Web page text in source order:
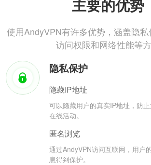
主要的优势
使用AndyVPN有许多优势，涵盖隐私
访问权限和网络性能等
隐私保护
隐藏IP地址
可以隐藏用户的真实IP地址，防
在线活动。
匿名浏览
通过AndyVPN访问互联网，用户
息得到保护。